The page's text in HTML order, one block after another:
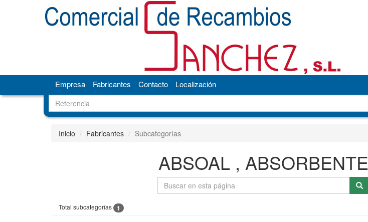
Empresa Fabricantes Contacto Localización
Inicio Fabricantes Subcategorías
ABSOAL , ABSORBENTE
Total subcategorías 1